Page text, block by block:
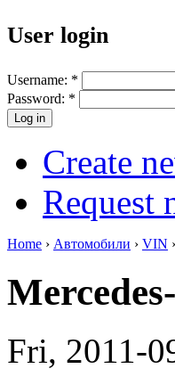
User login
Username: *
Password: *
Create
Request
Home › Автомобили › VIN ›
Fri, 2011-